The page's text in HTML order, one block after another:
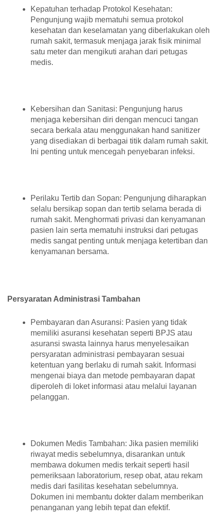
Kepatuhan terhadap Protokol Kesehatan:
Pengunjung wajib mematuhi semua protokol
kesehatan dan keselamatan yang diberlakukan oleh
rumah sakit, termasuk menjaga jarak fisik minimal
satu meter dan mengikuti arahan dari petugas
medis.
Kebersihan dan Sanitasi: Pengunjung harus
menjaga kebersihan diri dengan mencuci tangan
secara berkala atau menggunakan hand sanitizer
yang disediakan di berbagai titik dalam rumah sakit.
Ini penting untuk mencegah penyebaran infeksi.
Perilaku Tertib dan Sopan: Pengunjung diharapkan
selalu bersikap sopan dan tertib selama berada di
rumah sakit. Menghormati privasi dan kenyamanan
pasien lain serta mematuhi instruksi dari petugas
medis sangat penting untuk menjaga ketertiban dan
kenyamanan bersama.
Persyaratan Administrasi Tambahan
Pembayaran dan Asuransi: Pasien yang tidak
memiliki asuransi kesehatan seperti BPJS atau
asuransi swasta lainnya harus menyelesaikan
persyaratan administrasi pembayaran sesuai
ketentuan yang berlaku di rumah sakit. Informasi
mengenai biaya dan metode pembayaran dapat
diperoleh di loket informasi atau melalui layanan
pelanggan.
Dokumen Medis Tambahan: Jika pasien memiliki
riwayat medis sebelumnya, disarankan untuk
membawa dokumen medis terkait seperti hasil
pemeriksaan laboratorium, resep obat, atau rekam
medis dari fasilitas kesehatan sebelumnya.
Dokumen ini membantu dokter dalam memberikan
penanganan yang lebih tepat dan efektif.